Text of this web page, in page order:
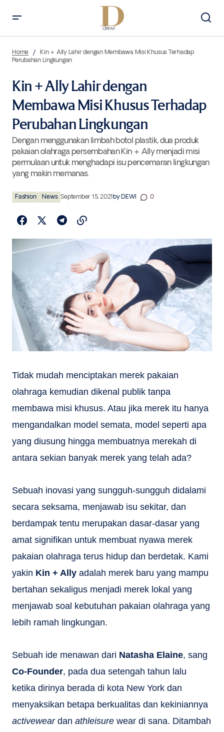
Lingkungan
Home
Kin + Ally Lahir dengan Membawa Misi Khusus Terhadap
Perubahan Lingkungan
Kin + Ally Lahir dengan
Membawa Misi Khusus Terhadap
Perubahan Lingkungan
Dengan menggunakan limbah botol plastik, dua produk
pakaian olahraga persembahan Kin + Ally menjadi misi
permulaan untuk menghadapi isu pencemaran lingkungan
yang makin memanas.
Fashion News September 15, 2021byDEWI 0
Tidak mudah menciptakan merek pakaian
olahraga kemudian dikenal publik tanpa
membawa misi khusus. Atau jika merek itu hanya
mengandalkan model semata, model seperti apa
yang diusung hingga membuatnya merekah di
antara sekian banyak merek yang telah ada?
Sebuah inovasi yang sungguh-sungguh didalami
secara seksama, menjawab isu sekitar, dan
berdampak tentu merupakan dasar-dasar yang
amat signifikan untuk membuat nyawa merek
pakaian olahraga terus hidup dan berdetak. Kami
yakin Kin + Ally adalah merek baru yang mampu
bertahan sekaligus menjadi merek lokal yang
menjawab soal kebutuhan pakaian olahraga yang
lebih ramah lingkungan.
Sebuah ide menawan dari Natasha Elaine, sang
Co-Founder, pada dua setengah tahun lalu
ketika dirinya berada di kota New York dan
menyaksikan betapa berkualitas dan kekiniannya
activewear dan athleisure wear di sana. Ditambah